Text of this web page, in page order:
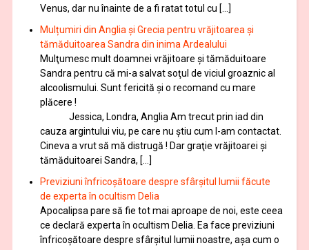
Venus, dar nu înainte de a fi ratat totul cu […]
Mulțumiri din Anglia și Grecia pentru vrăjitoarea și
tămăduitoarea Sandra din inima Ardealului
Mulţumesc mult doamnei vrăjitoare și tămăduitoare
Sandra pentru că mi-a salvat soţul de viciul groaznic al
alcoolismului. Sunt fericită și o recomand cu mare
plăcere !
Jessica, Londra, Anglia Am trecut prin iad din
cauza argintului viu, pe care nu știu cum l-am contactat.
Cineva a vrut să mă distrugă ! Dar graţie vrăjitoarei și
tămăduitoarei Sandra, […]
Previziuni înfricoșătoare despre sfârșitul lumii făcute
de experta în ocultism Delia
Apocalipsa pare să fie tot mai aproape de noi, este ceea
ce declară experta în ocultism Delia. Ea face previziuni
înfricoșătoare despre sfârșitul lumii noastre, așa cum o